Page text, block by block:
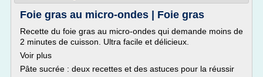
Foie gras au micro-ondes | Foie gras
Recette du foie gras au micro-ondes qui demande moins de
2 minutes de cuisson. Ultra facile et délicieux.
Voir plus
Pâte sucrée : deux recettes et des astuces pour la réussir